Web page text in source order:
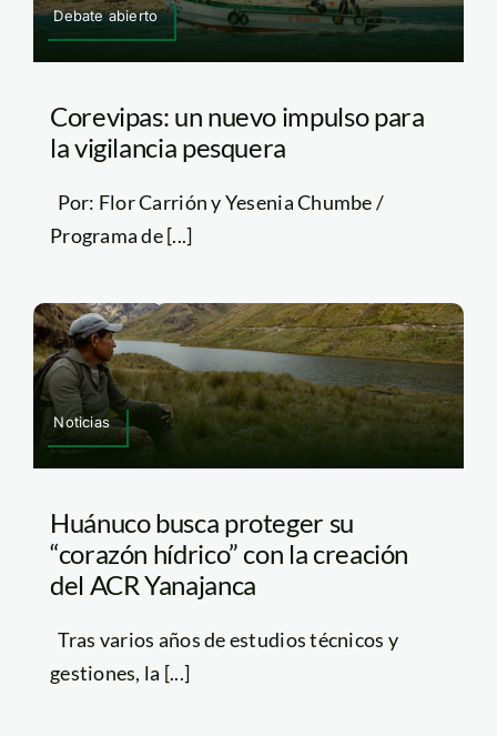
Debate abierto
Corevipas: un nuevo impulso para
la vigilancia pesquera
Por: Flor Carrión y Yesenia Chumbe /
Programa de [...]
Noticias
Huánuco busca proteger su
“corazón hídrico” con la creación
del ACR Yanajanca
Tras varios años de estudios técnicos y
gestiones, la [...]